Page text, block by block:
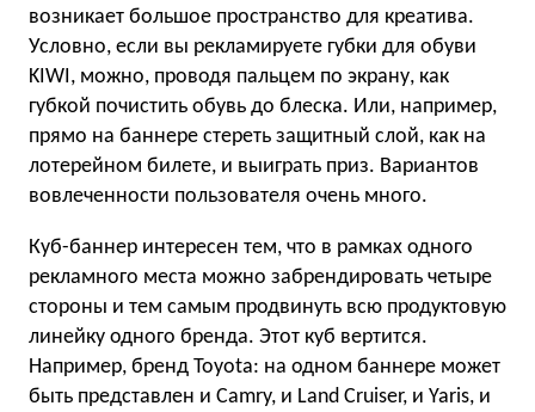
возникает большое пространство для креатива.
Условно, если вы рекламируете губки для обуви
KIWI, можно, проводя пальцем по экрану, как
губкой почистить обувь до блеска. Или, например,
прямо на баннере стереть защитный слой, как на
лотерейном билете, и выиграть приз. Вариантов
вовлеченности пользователя очень много.
Куб-баннер интересен тем, что в рамках одного
рекламного места можно забрендировать четыре
стороны и тем самым продвинуть всю продуктовую
линейку одного бренда. Этот куб вертится.
Например, бренд Toyota: на одном баннере может
быть представлен и Camry, и Land Cruiser, и Yaris, и